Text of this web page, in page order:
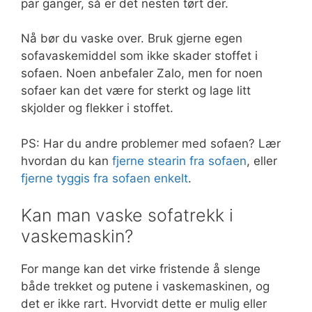
par ganger, så er det nesten tørt der.
Nå bør du vaske over. Bruk gjerne egen
sofavaskemiddel som ikke skader stoffet i
sofaen. Noen anbefaler Zalo, men for noen
sofaer kan det være for sterkt og lage litt
skjolder og flekker i stoffet.
PS: Har du andre problemer med sofaen? Lær
hvordan du kan fjerne stearin fra sofaen, eller
fjerne tyggis fra sofaen enkelt.
Kan man vaske sofatrekk i
vaskemaskin?
For mange kan det virke fristende å slenge
både trekket og putene i vaskemaskinen, og
det er ikke rart. Hvorvidt dette er mulig eller